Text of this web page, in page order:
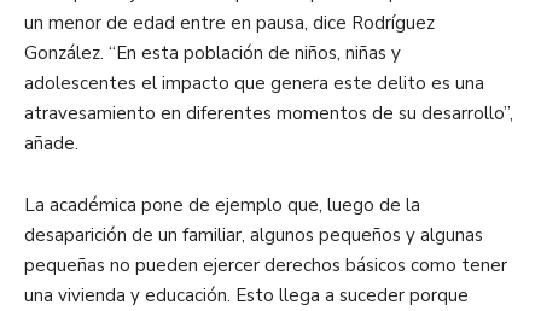
un menor de edad entre en pausa, dice Rodríguez
González. “En esta población de niños, niñas y
adolescentes el impacto que genera este delito es una
atravesamiento en diferentes momentos de su desarrollo”,
añade.
La académica pone de ejemplo que, luego de la
desaparición de un familiar, algunos pequeños y algunas
pequeñas no pueden ejercer derechos básicos como tener
una vivienda y educación. Esto llega a suceder porque